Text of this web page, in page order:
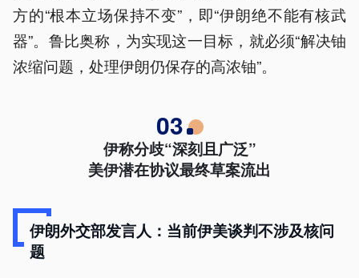
方的“根本立场保持不变”，即“伊朗绝不能有核武
器”。鲁比奥称，为实现这一目标，就必须“解决铀
浓缩问题，处理伊朗仍保存的高浓铀”。
03
伊称分歧“深刻且广泛”
美伊潜在协议最终草案流出
伊朗外交部发言人：当前伊美谈判不涉及核问
题